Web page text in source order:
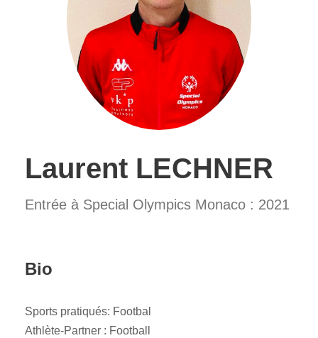
Laurent LECHNER
Entrée à Special Olympics Monaco : 2021
Bio
Sports pratiqués: Footbal
Athlète-Partner : Football